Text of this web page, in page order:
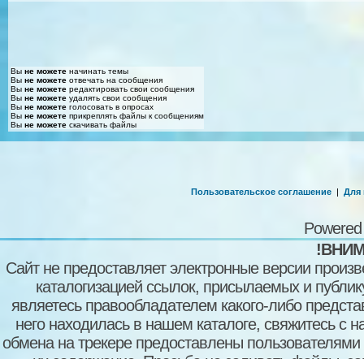
Вы не можете начинать темы
Вы не можете отвечать на сообщения
Вы не можете редактировать свои сообщения
Вы не можете удалять свои сообщения
Вы не можете голосовать в опросах
Вы не можете прикреплять файлы к сообщениям
Вы не можете скачивать файлы
Пользовательское соглашение | Для
Сайт не предоставляет электронные версии
каталогизацией ссылок, присылаемых и
являетесь правообладателем какого-либо
него находилась в нашем каталоге, свяжитесь
обмена на трекере предоставлены пользователями